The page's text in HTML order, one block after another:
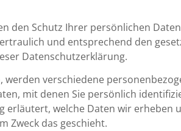
den Schutz Ihrer persönlichen
und entsprechend den
Datenschutzerklärung.
werden verschiedene
mit denen Sie persönlich
erläutert, welche Daten wir erheben
Zweck das geschieht.